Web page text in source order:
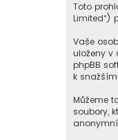
Toto
Limited“)
Vaše
uloženy v
phpBB
k
Můžeme
soubory,